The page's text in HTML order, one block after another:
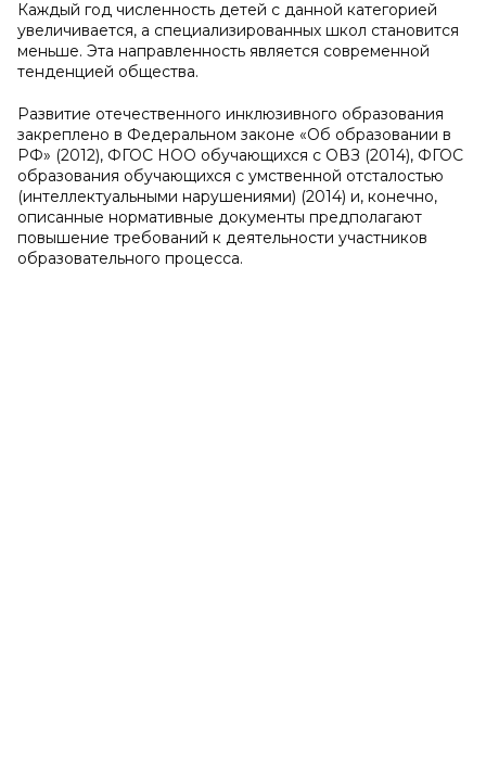
Каждый год численность детей с данной категорией
увеличивается, а специализированных школ становится
меньше. Эта направленность является современной
тенденцией общества.
Развитие отечественного инклюзивного образования
закреплено в Федеральном законе «Об образовании в
РФ» (2012), ФГОС НОО обучающихся с ОВЗ (2014), ФГОС
образования обучающихся с умственной отсталостью
(интеллектуальными нарушениями) (2014) и, конечно,
описанные нормативные документы предполагают
повышение требований к деятельности участников
образовательного процесса.